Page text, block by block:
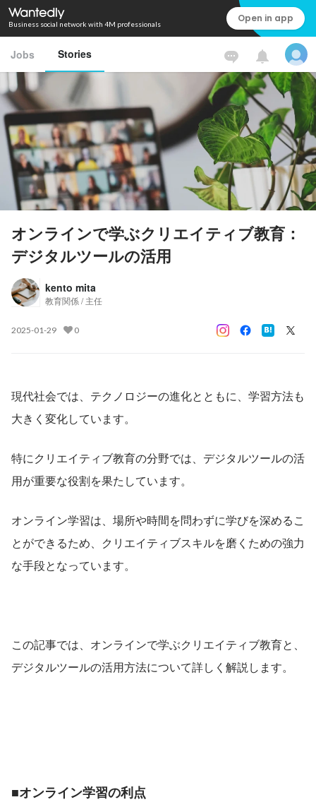
Business social network with 4M professionals Open in app
Jobs Stories
オンラインで学ぶクリエイティブ教育：
デジタルツールの活用
kento mita
教育関係 / 主任
2025-01-29 0
現代社会では、テクノロジーの進化とともに、学習方法も
大きく変化しています。
特にクリエイティブ教育の分野では、デジタルツールの活
用が重要な役割を果たしています。
オンライン学習は、場所や時間を問わずに学びを深めるこ
とができるため、クリエイティブスキルを磨くための強力
な手段となっています。
この記事では、オンラインで学ぶクリエイティブ教育と、
デジタルツールの活用方法について詳しく解説します。
■オンライン学習の利点